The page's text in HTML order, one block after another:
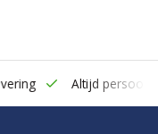
Altijd persoonlijk